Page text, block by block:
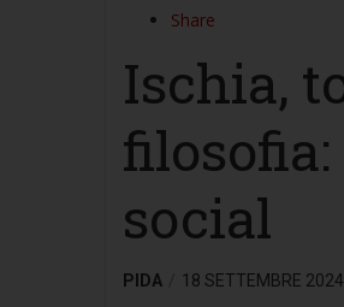
Share
Ischia,
social
PIDA 18 SETTEMBRE 2024